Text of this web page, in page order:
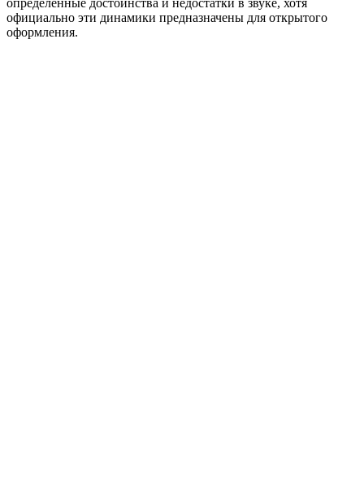
официально эти динамики предназначены для открытого
оформления.